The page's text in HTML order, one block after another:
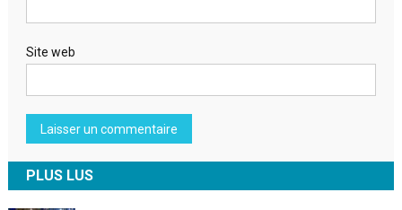
Site web
PLUS LUS